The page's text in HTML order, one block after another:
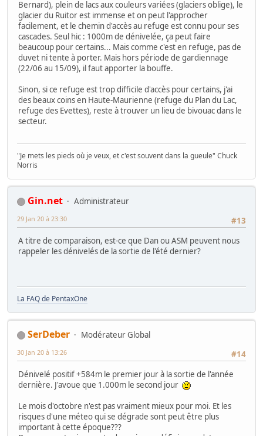
Bernard), plein de lacs aux couleurs variées (glaciers oblige), le
glacier du Ruitor est immense et on peut l'approcher
facilement, et le chemin d'accès au refuge est connu pour ses
cascades. Seul hic : 1000m de dénivelée, ça peut faire
beaucoup pour certains... Mais comme c'est en refuge, pas de
duvet ni tente à porter. Mais hors période de gardiennage
(22/06 au 15/09), il faut apporter la bouffe.
Sinon, si ce refuge est trop difficile d'accès pour certains, j'ai
des beaux coins en Haute-Maurienne (refuge du Plan du Lac,
refuge des Evettes), reste à trouver un lieu de bivouac dans le
secteur.
"Je mets les pieds où je veux, et c'est souvent dans la gueule" Chuck
Norris
Gin.net
Administrateur
#13
29 Jan 20 à 23:30
A titre de comparaison, est-ce que Dan ou ASM peuvent nous
rappeler les dénivelés de la sortie de l'été dernier?
La FAQ de PentaxOne
SerDeber
Modérateur Global
#14
30 Jan 20 à 13:26
Dénivelé positif +584m le premier jour à la sortie de l'année
dernière. J'avoue que 1.000m le second jour
Le mois d'octobre n'est pas vraiment mieux pour moi. Et les
risques d'une méteo qui se dégrade sont peut être plus
important à cette époque???